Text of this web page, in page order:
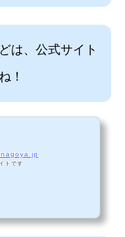
は、公式サイト
！
トです